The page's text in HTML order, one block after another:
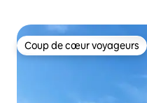
Coup de cœur voyageurs
Coup de cœur voyageurs